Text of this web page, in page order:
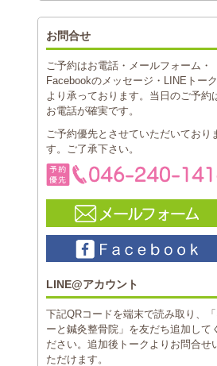
お問合せ
ご予約はお電話・メールフォーム・
Facebookのメッセージ・LINEトーク
より承っております。当日のご予約
お電話が確実です。
ご予約優先とさせていただいており
す。ご了承下さい。
LINE@アカウント
下記QRコードを端末で読み取り、
ーと鍼灸整骨院」を友だち追加してく
ださい。追加後トークよりお問合せ
ただけます。